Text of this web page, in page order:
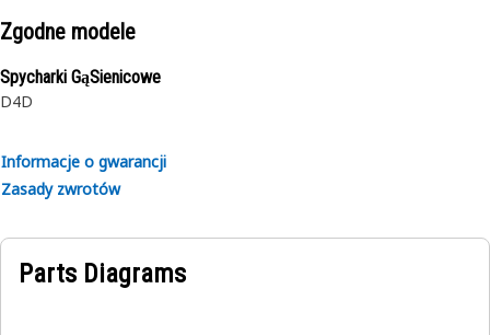
Zgodne modele
Spycharki GąSienicowe
D4D
Informacje o gwarancji
Zasady zwrotów
Parts Diagrams